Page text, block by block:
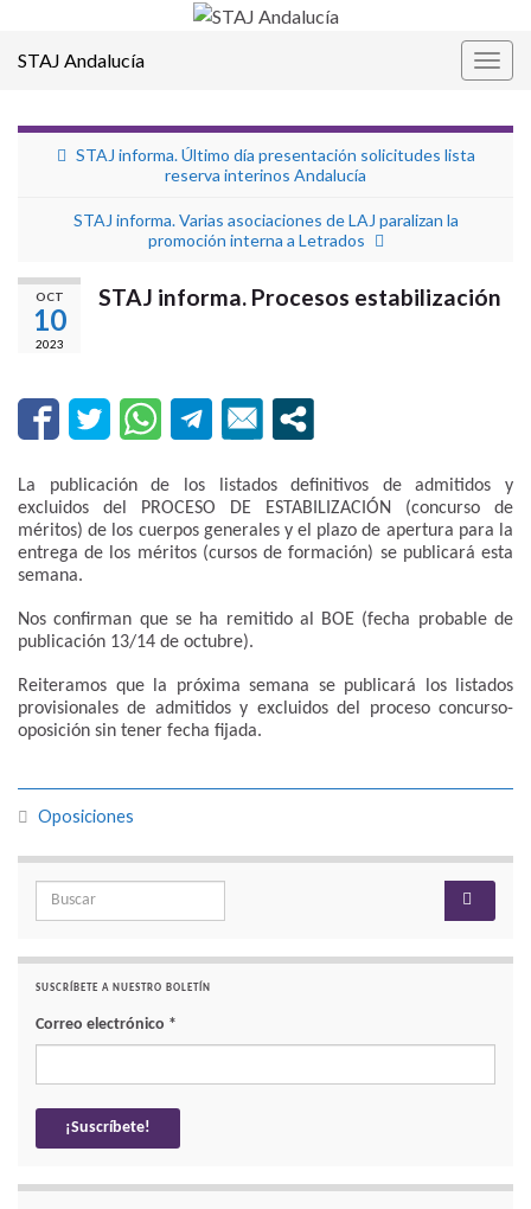
STAJ Andalucía
STAJ informa. Último día presentación solicitudes lista
reserva interinos Andalucía
STAJ informa. Varias asociaciones de LAJ paralizan la
promoción interna a Letrados
OCT
10
2023
STAJ informa. Procesos estabilización
La publicación de los listados definitivos de admitidos y
excluidos del PROCESO DE ESTABILIZACIÓN (concurso de
méritos) de los cuerpos generales y el plazo de apertura para la
entrega de los méritos (cursos de formación) se publicará esta
semana.
Nos confirman que se ha remitido al BOE (fecha probable de
publicación 13/14 de octubre).
Reiteramos que la próxima semana se publicará los listados
provisionales de admitidos y excluidos del proceso concurso-
oposición sin tener fecha fijada.
Oposiciones
Search for:
SUSCRÍBETE A NUESTRO BOLETÍN
Correo electrónico *